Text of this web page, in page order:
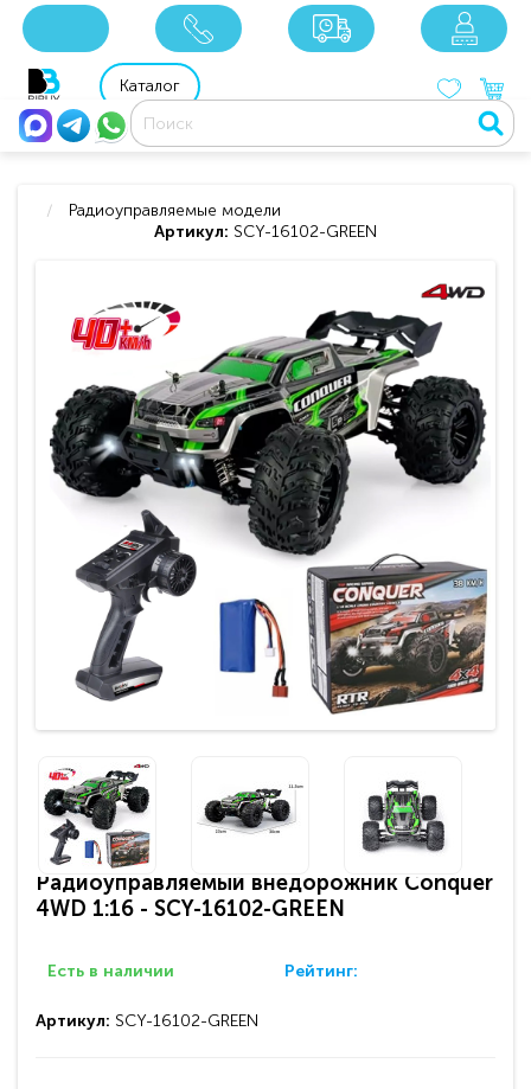
8 800 201 92 06
Каталог
Радиоуправляемые модели
Артикул: SCY-16102-GREEN
Радиоуправляемый внедорожник Conquer
4WD 1:16 - SCY-16102-GREEN
Есть в наличии Рейтинг:
Артикул: SCY-16102-GREEN
xxx